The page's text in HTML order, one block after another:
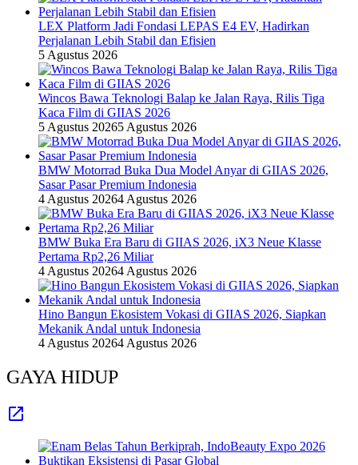
LEX Platform Jadi Fondasi LEPAS E4 EV, Hadirkan
Perjalanan Lebih Stabil dan Efisien
5 Agustus 2026
Wincos Bawa Teknologi Balap ke Jalan Raya, Rilis Tiga
Kaca Film di GIIAS 2026
5 Agustus 20265 Agustus 2026
BMW Motorrad Buka Dua Model Anyar di GIIAS 2026,
Sasar Pasar Premium Indonesia
4 Agustus 20264 Agustus 2026
BMW Buka Era Baru di GIIAS 2026, iX3 Neue Klasse
Pertama Rp2,26 Miliar
4 Agustus 20264 Agustus 2026
Hino Bangun Ekosistem Vokasi di GIIAS 2026, Siapkan
Mekanik Andal untuk Indonesia
4 Agustus 20264 Agustus 2026
GAYA HIDUP